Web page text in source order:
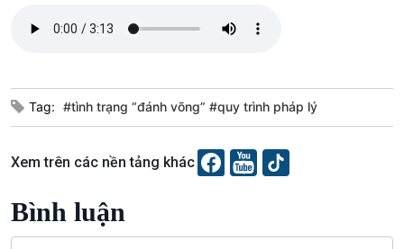
Tin Kinh tế
Trước giờ mở cửa
Dòng chảy Kinh tế
Sức sống hàng Việt
thương mại
Tin Nông nghiệp & Biển
đảo
Mùa vàng
Biển đảo Việt Nam
Tâm tình biên giới và hải
Nam
Tag: #tình trạng “đánh võng” #quy trình pháp lý
Xem trên các nền tảng khác
Bình luận